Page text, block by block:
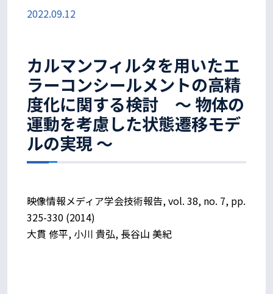
2022.09.12
カルマンフィルタを用いたエ
ラーコンシールメントの高精
度化に関する検討 ～ 物体の
運動を考慮した状態遷移モデ
ルの実現 ～
映像情報メディア学会技術報告, vol. 38, no. 7, pp.
325-330 (2014)
大貫 修平, 小川 貴弘, 長谷山 美紀